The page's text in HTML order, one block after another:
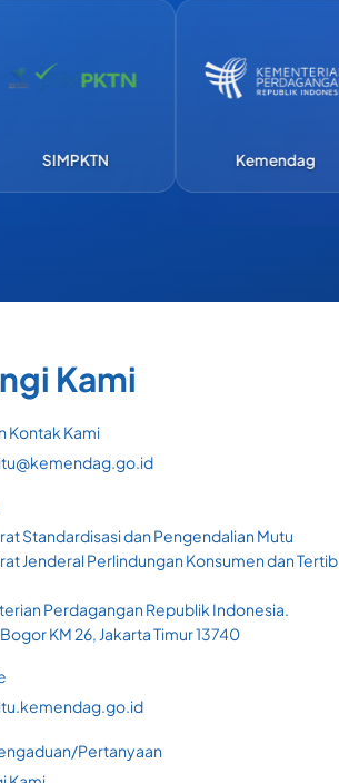
SIMPKTN Kemendag
Kami
Kontak Kami
Standardisasi dan Pengendalian Mutu
Jenderal Perlindungan Konsumen dan Tertib
Perdagangan Republik Indonesia.
Bogor KM 26, Jakarta Timur 13740
Pertanyaan